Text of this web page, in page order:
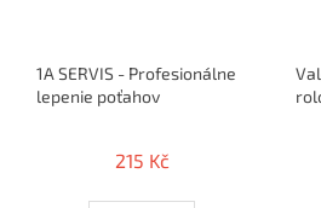
1A SERVIS - Profesionálne
lepenie poťahov
215 Kč